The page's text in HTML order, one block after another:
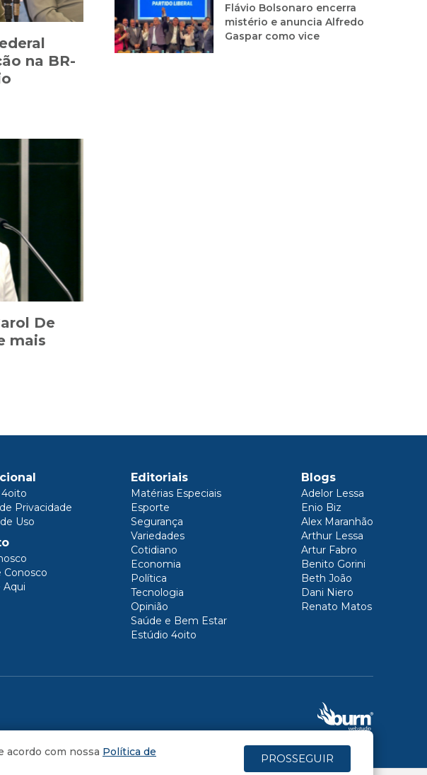
na BR-
De
mais
Flávio Bolsonaro encerra
mistério e anuncia Alfredo
Gaspar como vice
Privacidade
Uso
Conosco
Aqui
Editoriais
Matérias Especiais
Esporte
Segurança
Variedades
Cotidiano
Economia
Política
Tecnologia
Opinião
Saúde e Bem Estar
Estúdio 4oito
Blogs
Adelor Lessa
Enio Biz
Alex Maranhão
Arthur Lessa
Artur Fabro
Benito Gorini
Beth João
Dani Niero
Renato Matos
acordo com nossa Política de
PROSSEGUIR